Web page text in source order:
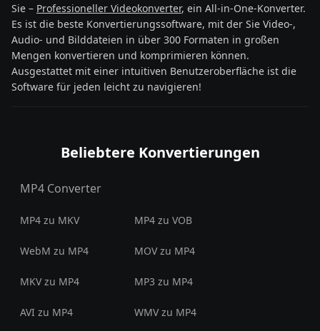
Sie – Professioneller Videokonverter, ein All-in-One-Konverter.
Es ist die beste Konvertierungssoftware, mit der Sie Video-,
Audio- und Bilddateien in über 300 Formaten in großen
Mengen konvertieren und komprimieren können.
Ausgestattet mit einer intuitiven Benutzeroberfläche ist die
Software für jeden leicht zu navigieren!
Beliebtere Konvertierungen
MP4 Converter
MP4 zu MKV MP4 zu VOB
WebM zu MP4 MOV zu MP4
MKV zu MP4 MP3 zu MP4
AVI zu MP4 WMV zu MP4